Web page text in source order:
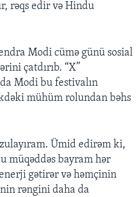
rəqs edir və Hindu
Modi cümə günü sosial
çatdırıb. “X”
Modi bu festivalın
mühüm rolundan bəhs
Ümid edirəm ki,
müqəddəs bayram hər
gətirər və həmçinin
rəngini daha da